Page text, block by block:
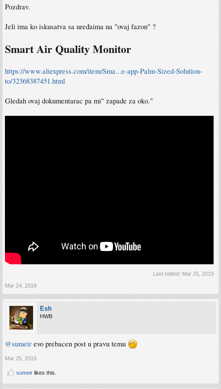
Pozdrav.
Jeli ima ko iskusatva sa uređaima na "ovaj fazon" ?
Smart Air Quality Monitor
https://www.aliexpress.com/item/Sma...e-app-Palm-Sized-Solution-
to/32368387451.html
Gledah ovaj dokumentarac pa mi" zapade za oko."
Last edited: Mar 25, 2019
Mar 24, 2019
Esh
HWB
@sumeir evo prebacen post u pravu temu
Mar 25, 2019
sumeir likes this.